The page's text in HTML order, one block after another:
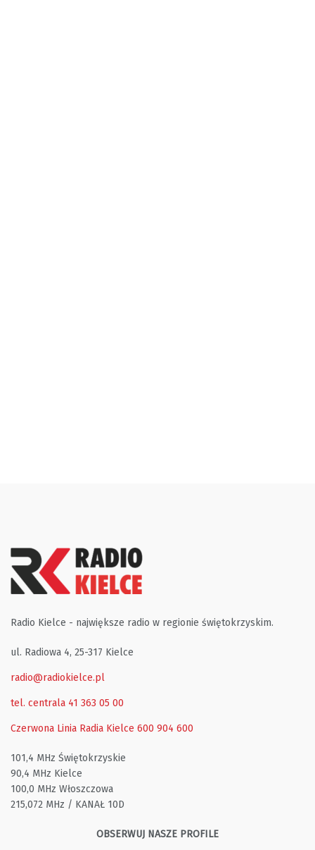
Radio Kielce - największe radio w regionie świętokrzyskim.
ul. Radiowa 4, 25-317 Kielce
radio@radiokielce.pl
tel. centrala 41 363 05 00
Czerwona Linia Radia Kielce 600 904 600
101,4 MHz Świętokrzyskie
90,4 MHz Kielce
100,0 MHz Włoszczowa
215,072 MHz / KANAŁ 10D
OBSERWUJ NASZE PROFILE